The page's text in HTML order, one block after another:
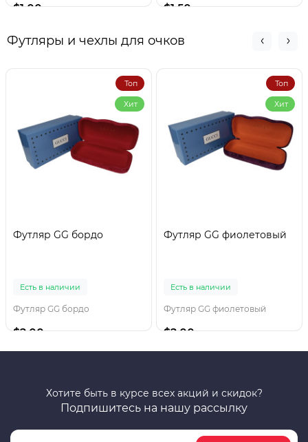
$1.00 $1.50
Футляры и чехлы для очков
Топ
Хит
Футляр GG бордо
Есть в наличии
Футляр GG бордо
$2.00
Топ
Хит
Футляр GG фиолетовый
Есть в наличии
Футляр GG фиолетовый
$2.00
Хотите быть в курсе всех акций и скидок?
Подпишитесь на нашу рассылку